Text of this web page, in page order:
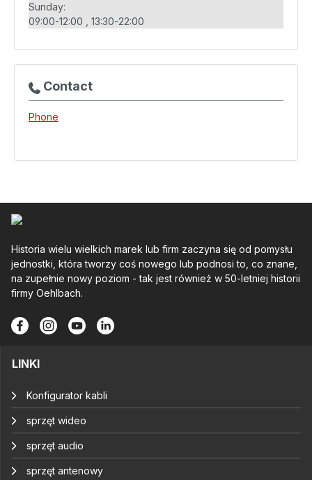
Sunday:
09:00-12:00
13:30-22:00
Contact
Phone
Historia wielu wielkich marek lub firm zaczyna się od pomysłu
jednostki, która tworzy coś nowego lub podnosi to, co znane,
na zupełnie nowy poziom - tak jest również w 50-letniej historii
firmy Oehlbach.
LINKI
Konfigurator kabli
sprzęt wideo
sprzęt audio
sprzęt antenowy